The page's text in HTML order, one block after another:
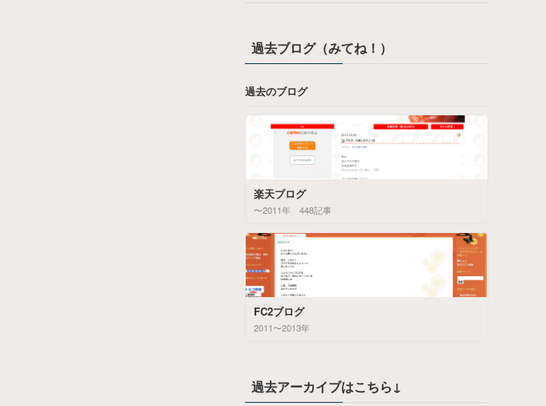
過去ブログ（みてね！）
過去のブログ
楽天ブログ
〜2011年 448記事
FC2ブログ
2011〜2013年
過去アーカイブはこちら↓